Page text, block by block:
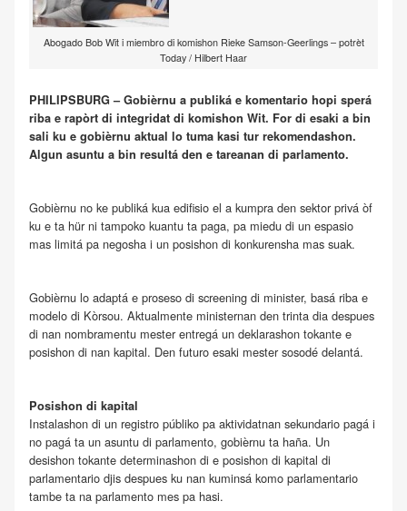
Abogado Bob Wit i miembro di komishon Rieke Samson-Geerlings – potrèt
Today / Hilbert Haar
PHILIPSBURG – Gobièrnu a publiká e komentario hopi sperá
riba e rapòrt di integridat di komishon Wit. For di esaki a bin
sali ku e gobièrnu aktual lo tuma kasi tur rekomendashon.
Algun asuntu a bin resultá den e tareanan di parlamento.
Gobièrnu no ke publiká kua edifisio el a kumpra den sektor privá òf
ku e ta hür ni tampoko kuantu ta paga, pa miedu di un espasio
mas limitá pa negosha i un posishon di konkurensha mas suak.
Gobièrnu lo adaptá e proseso di screening di minister, basá riba e
modelo di Kòrsou. Aktualmente ministernan den trinta dia despues
di nan nombramentu mester entregá un deklarashon tokante e
posishon di nan kapital. Den futuro esaki mester sosodé delantá.
Posishon di kapital
Instalashon di un registro públiko pa aktividatnan sekundario pagá i
no pagá ta un asuntu di parlamento, gobièrnu ta haña. Un
desishon tokante determinashon di e posishon di kapital di
parlamentario djis despues ku nan kuminsá komo parlamentario
tambe ta na parlamento mes pa hasi.